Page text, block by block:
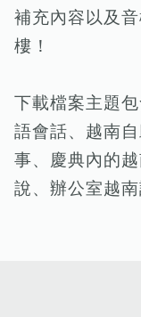
補充內容以及
樓！
下載檔案主題
語會話、越南
事、慶典內的
說、辦公室越